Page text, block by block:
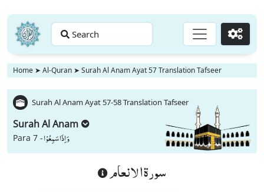
Search Go
Home ➤ Al-Quran ➤ Surah Al Anam Ayat 57 Translation Tafseer
Surah Al Anam Ayat 57-58 Translation Tafseer
Surah Al Anam
Para 7 -وَ اِذَا سَمِعُوْا
سورة الانعام